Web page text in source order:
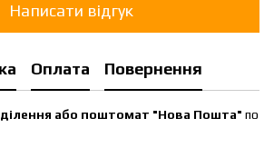
Написати відгук
Оплата Повернення
або поштомат "Нова Пошта" по